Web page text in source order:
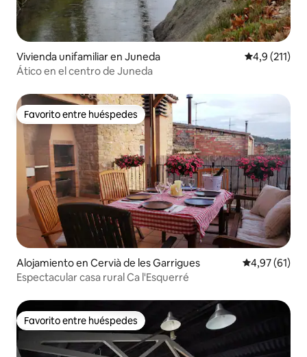
Vivienda unifamiliar en Juneda Calificación
4,9 (211)
Ático en el centro de Juneda
Favorito entre huéspedes
Favorito entre huéspedes
Alojamiento en Cervià de les Garrigues Calificación
4,97 (61)
Espectacular casa rural Ca l'Esquerré
Favorito entre huéspedes
Favorito entre huéspedes